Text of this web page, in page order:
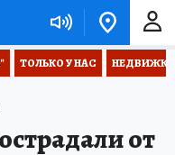
ТОЛЬКО У НАС НЕДВИЖКА
от